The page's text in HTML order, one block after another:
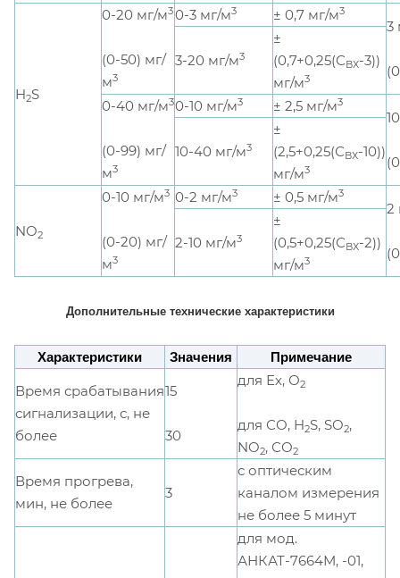
H2S
0-20 мг/м3
(0-50) мг/
м3
0-3 мг/м3 ± 0,7 мг/м3
3
3-20 мг/м3
±
(0,7+0,25(СВХ-3))
мг/м3
0-40 мг/м3
(0-99) мг/
м3
0-10 мг/м3 ± 2,5 мг/м3
10-40 мг/м3
±
(2,5+0,25(СВХ-10))
мг/м3
NO2
0-10 мг/м3
(0-20) мг/
м3
0-2 мг/м3 ± 0,5 мг/м3
2
2-10 мг/м3
±
(0,5+0,25(СВХ-2))
мг/м3
Дополнительные технические характеристики
Характеристики Значения Примечание
Время срабатывания
сигнализации, с, не
более
15
30
для Ех, О2
для СО, H2S, SO2,
NO2, СО2
Время прогрева,
мин, не более
3
с оптическим
каналом измерения
не более 5 минут
для мод.
АНКАТ-7664М, -01,